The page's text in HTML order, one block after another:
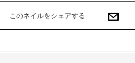
このネイルをシェアする